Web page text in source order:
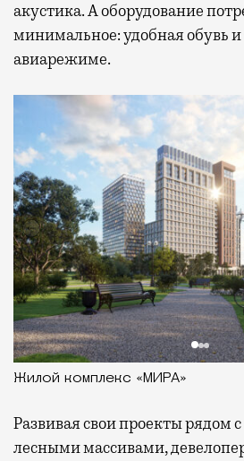
акустика. А оборудование
минимальное: удобная обувь
авиарежиме.
Жилой комплекс «МИРА»
Развиваясвои проекты рядом
лесными массивами,